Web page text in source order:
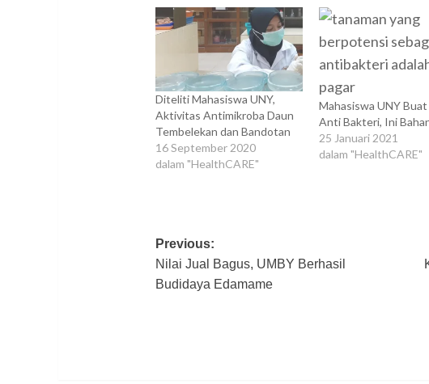
Diteliti Mahasiswa UNY,
Aktivitas Antimikroba Daun
Tembelekan dan Bandotan
16 September 2020
dalam "HealthCARE"
Mahasiswa UNY Buat
Anti Bakteri, Ini
25 Januari 2021
dalam "HealthCARE"
Post
navigation
Previous:
Nilai Jual Bagus, UMBY Berhasil
Budidaya Edamame